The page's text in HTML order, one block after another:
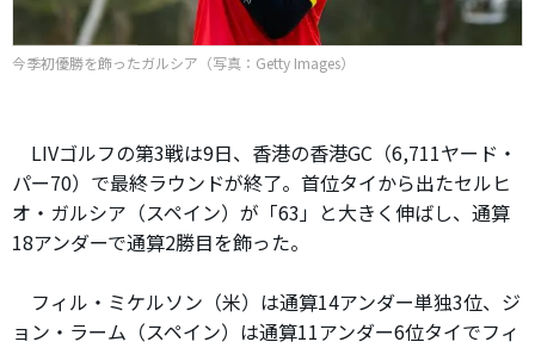
今季初優勝を飾ったガルシア（写真：Getty Images）
LIVゴルフの第3戦は9日、香港の香港GC（6,711ヤード・
パー70）で最終ラウンドが終了。首位タイから出たセルヒ
オ・ガルシア（スペイン）が「63」と大きく伸ばし、通算
18アンダーで通算2勝目を飾った。
フィル・ミケルソン（米）は通算14アンダー単独3位、ジ
ョン・ラーム（スペイン）は通算11アンダー6位タイでフィ